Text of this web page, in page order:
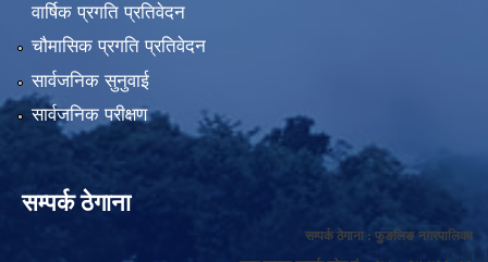
वार्षिक प्रगति प्रतिवेदन
चौमासिक प्रगति प्रतिवेदन
सार्वजनिक सुनुवाई
सार्वजनिक परीक्षण
सम्पर्क ठेगाना
सम्पर्क ठेगाना : फुङलिङ नगरपालिका